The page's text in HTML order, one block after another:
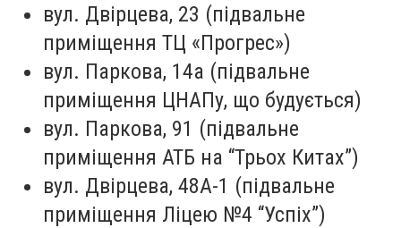
вул. Двірцева, 23 (підвальне
приміщення ТЦ «Прогрес»)
вул. Паркова, 14а (підвальне
приміщення ЦНАПу, що будується)
вул. Паркова, 91 (підвальне
приміщення АТБ на “Трьох Китах”)
вул. Двірцева, 48А-1 (підвальне
приміщення Ліцею №4 “Успіх”)